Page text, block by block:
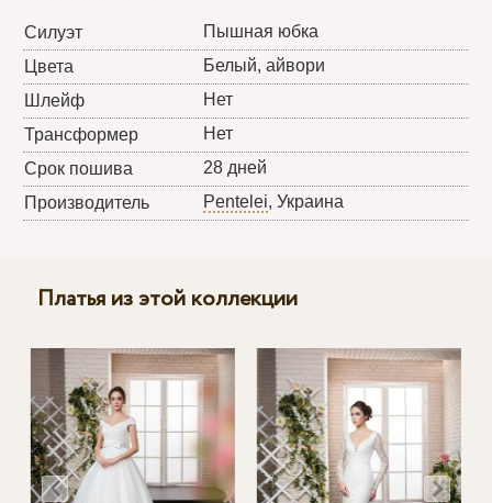
Силуэт
Пышная юбка
Цвета
Белый, айвори
Шлейф
Нет
Трансформер
Нет
Срок пошива
28 дней
Производитель
Pentelei, Украина
Платья из этой коллекции